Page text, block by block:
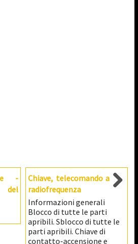
-
Chiave, telecomando a
radiofrequenza
Informazioni generali
Blocco di tutte le parti
apribili. Sblocco di tutte le
parti apribili. Chiave di
contatto-accensione e